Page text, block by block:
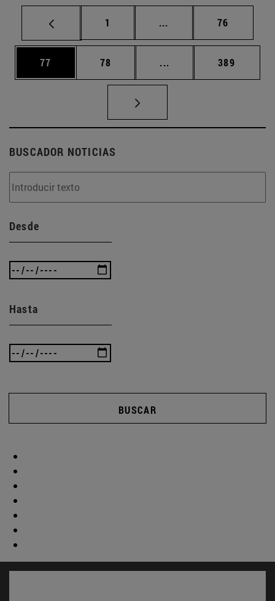
Página
1 ... Páginas intermedias
Página
76
Página
77 Página
78 ... Páginas intermedias
Página
389
BUSCADOR NOTICIAS
Desde
Hasta
BUSCAR